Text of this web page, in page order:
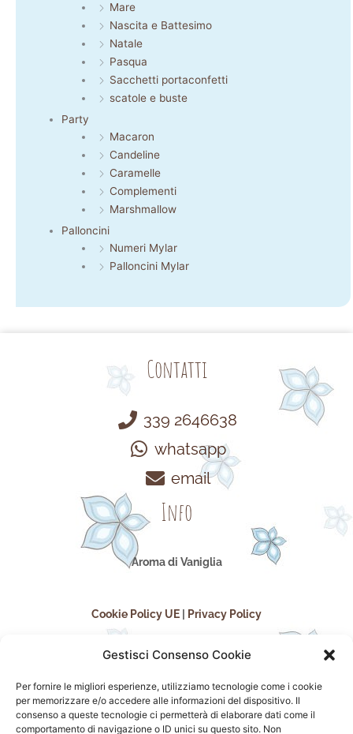
Gestisci Consenso Cookie
Per fornire le migliori esperienze, utilizziamo tecnologie come i cookie
per memorizzare e/o accedere alle informazioni del dispositivo. Il
consenso a queste tecnologie ci permetterà di elaborare dati come il
comportamento di navigazione o ID unici su questo sito. Non
Mare
Nascita e Battesimo
Natale
Pasqua
Sacchetti portaconfetti
scatole e buste
Party
Macaron
Candeline
Caramelle
Complementi
Marshmallow
Palloncini
Numeri Mylar
Palloncini Mylar
Contatti
339 2646638
whatsapp
email
Info
Aroma di Vaniglia
Cookie Policy UE Privacy Policy